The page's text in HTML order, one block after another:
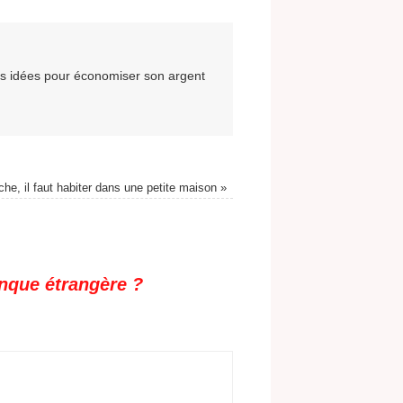
idées pour économiser son argent
il faut habiter dans une petite maison »
étrangère ?